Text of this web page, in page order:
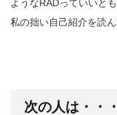
ようなRADっていいと
私の拙い自己紹介を読
次の人は・・・